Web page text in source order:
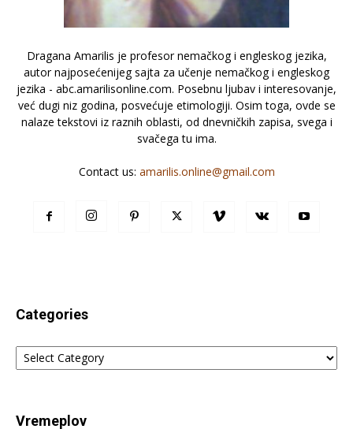
Dragana Amarilis je profesor nemačkog i engleskog jezika,
autor najposećenijeg sajta za učenje nemačkog i engleskog
jezika - abc.amarilisonline.com. Posebnu ljubav i interesovanje,
već dugi niz godina, posvećuje etimologiji. Osim toga, ovde se
nalaze tekstovi iz raznih oblasti, od dnevničkih zapisa, svega i
svačega tu ima.
Contact us: amarilis.online@gmail.com
Categories
Categories
Vremeplov